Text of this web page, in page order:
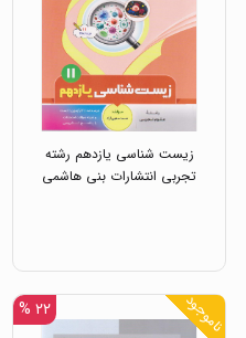
زیست شناسی یازدهم رشته
تجربی انتشارات بنی هاشمی
ناموجود ۲۲ %